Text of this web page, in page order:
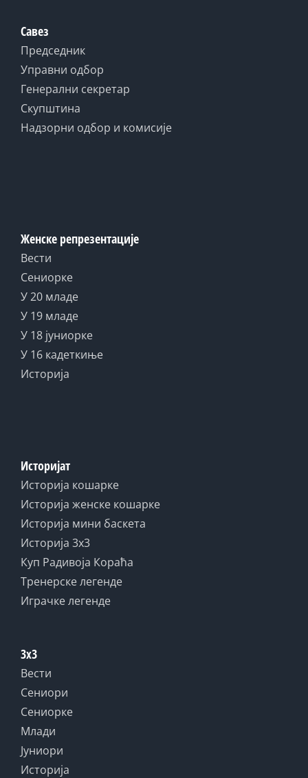
Савез
Председник
Управни одбор
Генерални секретар
Скупштина
Надзорни одбор и комисије
Женске репрезентације
Вести
Сениорке
У 20 младе
У 19 младе
У 18 јуниорке
У 16 кадеткиње
Историја
Историјат
Историја кошарке
Историја женске кошарке
Историја мини баскета
Историја 3x3
Куп Радивоја Кораћа
Тренерске легенде
Играчке легенде
3x3
Вести
Сениори
Сениорке
Млади
Јуниори
Историја